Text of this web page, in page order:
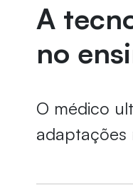
A
no
O médico
adaptações